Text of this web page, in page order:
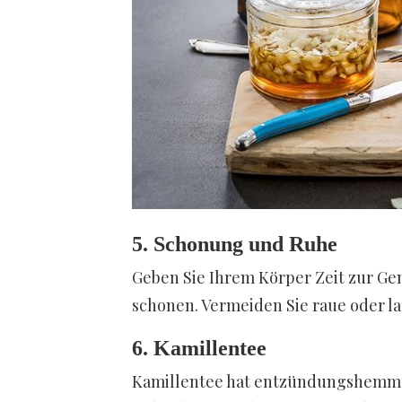
5. Schonung und Ruhe
Geben Sie Ihrem Körper Zeit zur
schonen. Vermeiden Sie raue oder
6. Kamillentee
Kamillentee hat